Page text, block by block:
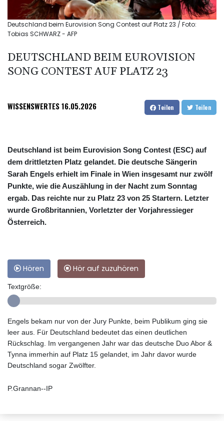
Deutschland beim Eurovision Song Contest auf Platz 23 / Foto:
Tobias SCHWARZ - AFP
DEUTSCHLAND BEIM EUROVISION
SONG CONTEST AUF PLATZ 23
WISSENSWERTES16.05.2026 Teilen Teilen
Deutschland ist beim Eurovision Song Contest (ESC) auf
dem drittletzten Platz gelandet. Die deutsche Sängerin
Sarah Engels erhielt im Finale in Wien insgesamt nur zwölf
Punkte, wie die Auszählung in der Nacht zum Sonntag
ergab. Das reichte nur zu Platz 23 von 25 Startern. Letzter
wurde Großbritannien, Vorletzter der Vorjahressieger
Österreich.
Hören Hör auf zuzuhören
Textgröße:
Engels bekam nur von der Jury Punkte, beim Publikum ging sie
leer aus. Für Deutschland bedeutet das einen deutlichen
Rückschlag. Im vergangenen Jahr war das deutsche Duo Abor &
Tynna immerhin auf Platz 15 gelandet, im Jahr davor wurde
Deutschland sogar Zwölfter.
P.Grannan--IP